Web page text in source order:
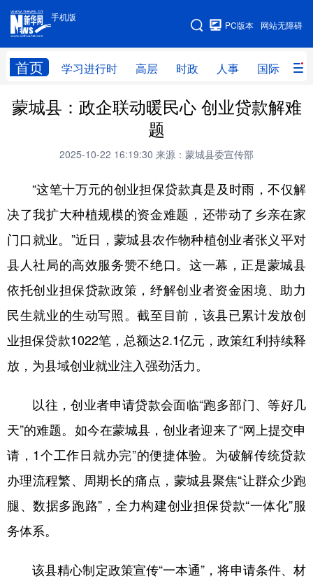
手机版
网站无障碍
PC版本
首页 学习进行时 高层 时政 人事 国际 财
手机版
网站地图
学习进行时 高层 时政 人事
全球连线
科技 科创 量子 体育
文化 书画 健康 军事
法律 中央文件 金融 汽车
食品 人居 信息化 数字经济
学术中国 乡村振兴 银龄 溯源中国
城市 旅游 能源
彩票 娱乐 时尚 悦读
公益 一带一路 亚太网 上市公司
文化产业
地方频道
辽宁 吉林 上海 江苏
蒙城县：政企联动暖民心 创业贷款解难
题
2025-10-22 16:19:30 来源：蒙城县委宣传部
“这笔十万元的创业担保贷款真是及时雨，不仅解
决了我扩大种植规模的资金难题，还带动了乡亲在家
门口就业。”近日，蒙城县农作物种植创业者张义平对
县人社局的高效服务赞不绝口。这一幕，正是蒙城县
依托创业担保贷款政策，纾解创业者资金困境、助力
民生就业的生动写照。截至目前，该县已累计发放创
业担保贷款1022笔，总额达2.1亿元，政策红利持续释
放，为县域创业就业注入强劲活力。
以往，创业者申请贷款会面临“跑多部门、等好几
天”的难题。如今在蒙城县，创业者迎来了“网上提交申
请，1个工作日就办完”的便捷体验。为破解传统贷款
办理流程繁、周期长的痛点，蒙城县聚焦“让群众少跑
腿、数据多跑路”，全力构建创业担保贷款“一体化”服
务体系。
该县精心制定政策宣传“一本通”，将申请条件、材